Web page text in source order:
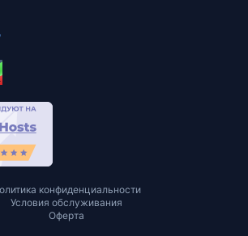
конфиденциальности
Условия обслуживания
Оферта